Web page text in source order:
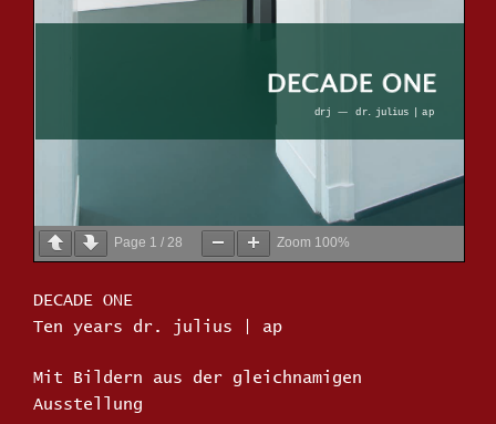
Page 1 / 28 Zoom 100%
DECADE ONE
Ten years dr. julius | ap
Mit Bildern aus der gleichnamigen
Ausstellung